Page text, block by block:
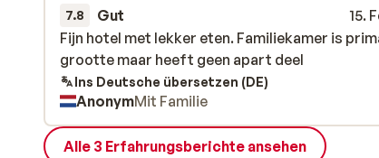
7.8 Gut
15.
Fijn hotel met lekker eten. Familiekamer is
grootte maar heeft geen apart deel
Fijn hotel met lekker eten. Familiekamer is
grootte maar heeft geen apart deel
Ins Deutsche übersetzen (DE)
AnonymMit Familie
Alle 3 Erfahrungsberichte ansehen